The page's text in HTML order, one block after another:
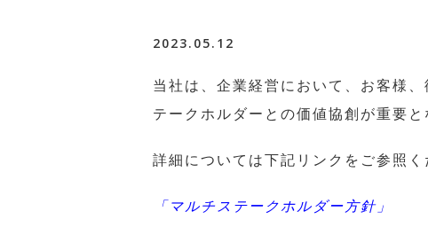
2023.05.12
当社は、企業経営において、お客様
テークホルダーとの価値協創が重要
詳細については下記リンクをご参照く
「マルチステークホルダー方針」